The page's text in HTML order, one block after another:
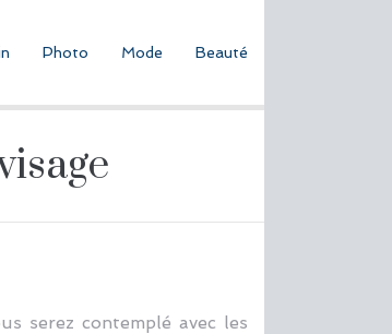
Photo Mode Beauté
serez contemplé avec les